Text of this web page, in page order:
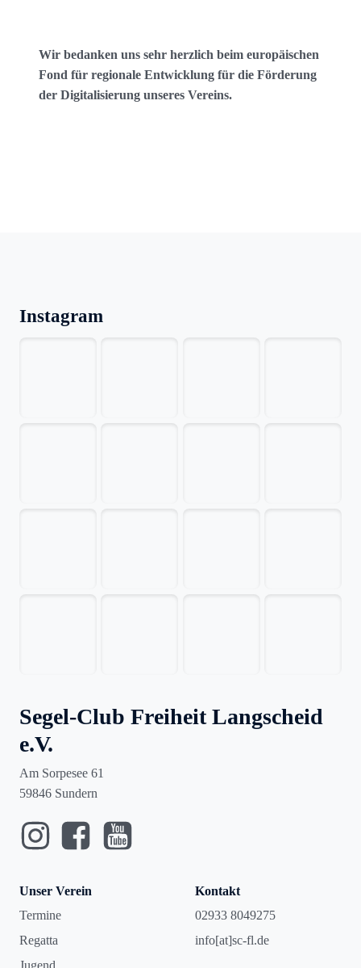
Wir bedanken uns sehr herzlich beim europäischen
Fond für regionale Entwicklung für die Förderung
der Digitalisierung unseres Vereins.
Instagram
Segel-Club Freiheit Langscheid
e.V.
Am Sorpesee 61
59846 Sundern
Unser Verein
Termine
Regatta
Jugend
Kontakt
02933 8049275
info[at]sc-fl.de